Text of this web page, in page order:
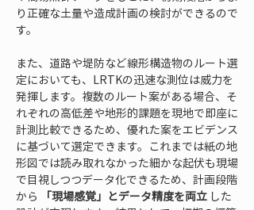
り正確な土量や造成計画の検討ができるので
す。
また、道路や堤防など線形構造物のルート選
定においても、LRTKの迅速な測位は威力を
発揮します。複数のルート案がある場合、そ
れぞれの高低差や地形的課題を現地で即座に
計測比較できるため、優れた案をエビデンス
に基づいて選定できます。これまでは紙の地
形図では読み取れなかった細かな起伏も現場
で目視しつつデータ化できるため、計画段階
から
「現場感覚」とデータ精度を両立 した